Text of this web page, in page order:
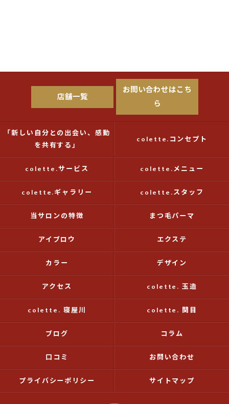
店舗一覧
お問い合わせはこち
ら
「新しい自分との出会い、感動
を共有する」
colette.コンセプト
colette.サービス colette.メニュー
colette.ギャラリー colette.スタッフ
当サロンの特徴 まつ毛パーマ
アイブロウ エクステ
カラー デザイン
アクセス colette. 玉造
colette. 寝屋川 colette. 関目
ブログ コラム
口コミ お問い合わせ
プライバシーポリシー サイトマップ